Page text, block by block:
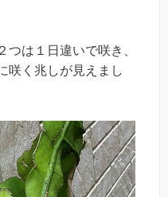
つは１日違いで咲き、
咲く兆しが見えまし